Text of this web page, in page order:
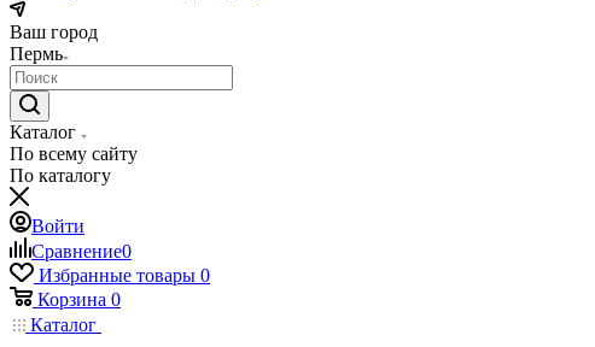
Ваш город
Пермь
Каталог
По всему сайту
По каталогу
Войти
Сравнение0
Избранные товары 0
Корзина 0
Каталог